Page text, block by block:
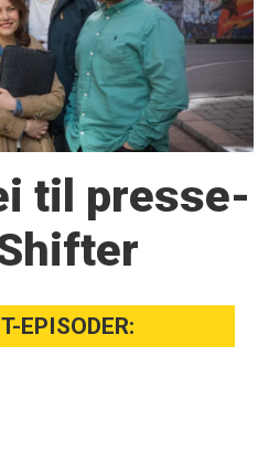
til presse­
EPISODER: